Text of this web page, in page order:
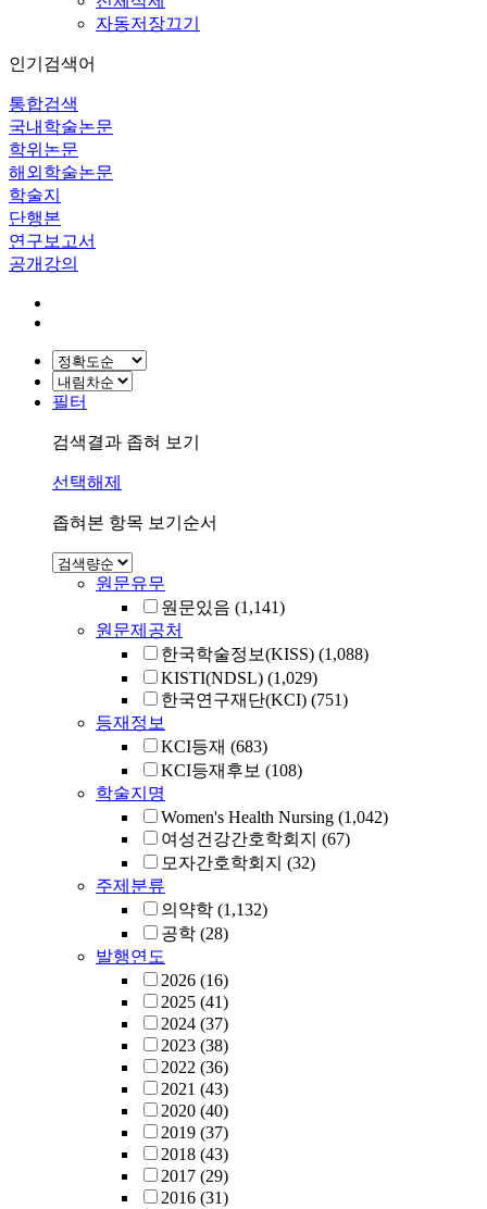
자동저장끄기
인기검색어
통합검색
국내학술논문
학위논문
해외학술논문
학술지
단행본
연구보고서
공개강의
필터
검색결과 좁혀 보기
선택해제
좁혀본 항목 보기순서
원문유무
원문있음 (1,141)
원문제공처
한국학술정보(KISS) (1,088)
KISTI(NDSL) (1,029)
한국연구재단(KCI) (751)
등재정보
KCI등재 (683)
KCI등재후보 (108)
학술지명
Women's Health Nursing (1,042)
여성건강간호학회지 (67)
모자간호학회지 (32)
주제분류
의약학 (1,132)
공학 (28)
발행연도
2026 (16)
2025 (41)
2024 (37)
2023 (38)
2022 (36)
2021 (43)
2020 (40)
2019 (37)
2018 (43)
2017 (29)
2016 (31)